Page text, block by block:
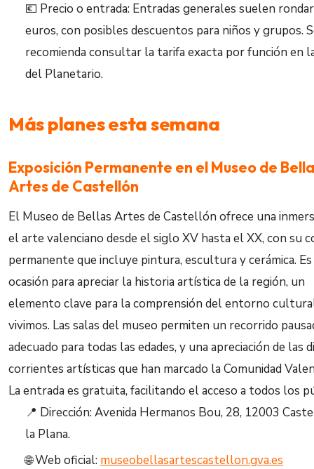
💶 Precio o entrada: Entradas generales suelen
euros, con posibles descuentos para niños y grupos.
recomienda consultar la tarifa exacta por función en
del Planetario.
Más planes esta semana
Exposición Permanente en el Museo de
Artes de Castellón
El Museo de Bellas Artes de Castellón ofrece una
el arte valenciano desde el siglo XV hasta el XX, con su
permanente que incluye pintura, escultura y cerámica.
ocasión para apreciar la historia artística de la región, un
elemento clave para la comprensión del entorno
vivimos. Las salas del museo permiten un recorrido
adecuado para todas las edades, y una apreciación de las
corrientes artísticas que han marcado la Comunidad
La entrada es gratuita, facilitando el acceso a todos los
📍 Dirección: Avenida Hermanos Bou, 28, 12003
la Plana.
🌐 Web oficial: museobellasartescastellon.gva.es